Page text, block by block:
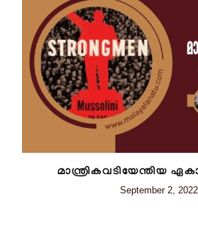
മാന്ത്രികവടിയേന്തിയ
September 2, 2022